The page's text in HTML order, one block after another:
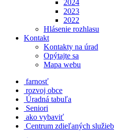
2024
2023
2022
Hlásenie rozhlasu
Kontakt
Kontakty na úrad
Opýtajte sa
Mapa webu
farnosť
rozvoj obce
Úradná tabuľa
Seniori
ako vybaviť
Centrum zdieľaných služieb